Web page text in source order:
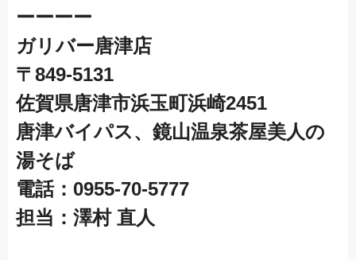
ーーーー
ガリバー唐津店
〒849-5131
佐賀県唐津市浜玉町浜崎2451
唐津バイパス、鏡山温泉茶屋美人の
湯そば
電話：0955-70-5777
担当：澤村 直人